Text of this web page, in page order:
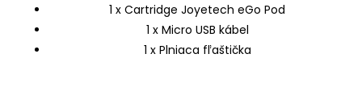
1 x Cartridge Joyetech eGo Pod
1 x Micro USB kábel
1 x Plniaca fľaštička